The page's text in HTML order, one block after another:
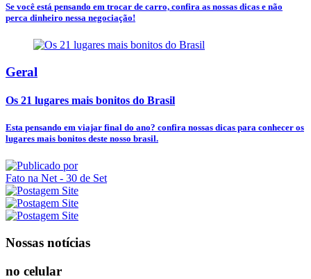
Se você está pensando em trocar de carro, confira as nossas dicas e não
perca dinheiro nessa negociação!
Geral
Os 21 lugares mais bonitos do Brasil
Esta pensando em viajar final do ano? confira nossas dicas para conhecer os
lugares mais bonitos deste nosso brasil.
Fato na Net- 30 de Set
Nossas notícias
no celular